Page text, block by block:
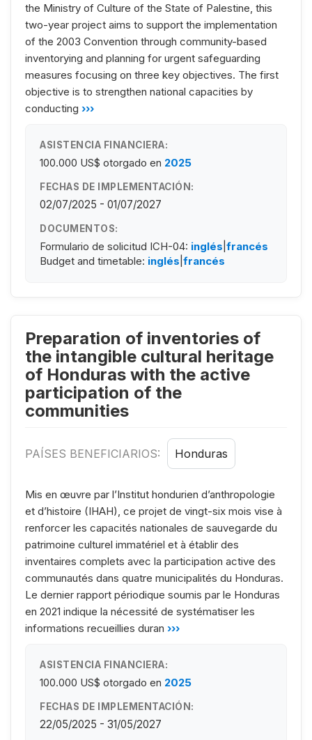
the Ministry of Culture of the State of Palestine, this
two-year project aims to support the implementation
of the 2003 Convention through community-based
inventorying and planning for urgent safeguarding
measures focusing on three key objectives. The first
objective is to strengthen national capacities by
conducting ›››
ASISTENCIA FINANCIERA:
100.000 US$ otorgado en 2025
FECHAS DE IMPLEMENTACIÓN:
02/07/2025 - 01/07/2027
DOCUMENTOS:
Formulario de solicitud ICH-04: inglés francés
Budget and timetable: inglés francés
Preparation of inventories of
the intangible cultural heritage
of Honduras with the active
participation of the
communities
PAÍSES BENEFICIARIOS: Honduras
Mis en œuvre par l’Institut hondurien d’anthropologie
et d’histoire (IHAH), ce projet de vingt-six mois vise à
renforcer les capacités nationales de sauvegarde du
patrimoine culturel immatériel et à établir des
inventaires complets avec la participation active des
communautés dans quatre municipalités du Honduras.
Le dernier rapport périodique soumis par le Honduras
en 2021 indique la nécessité de systématiser les
informations recueillies duran ›››
ASISTENCIA FINANCIERA:
100.000 US$ otorgado en 2025
FECHAS DE IMPLEMENTACIÓN:
22/05/2025 - 31/05/2027